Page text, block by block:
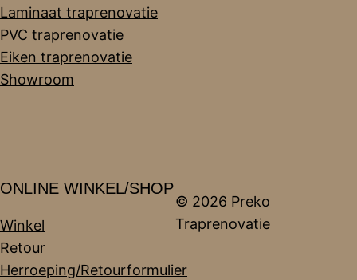
Laminaat traprenovatie
PVC traprenovatie
Eiken traprenovatie
Showroom
ONLINE WINKEL/SHOP
Winkel
Retour
Herroeping/Retourformulier
© 2026 Preko
Traprenovatie